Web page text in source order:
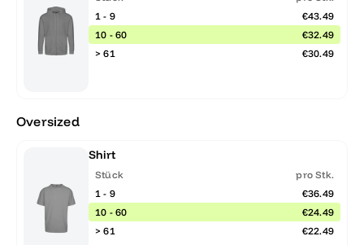
1 - 9
€43.49
10 - 60
€32.49
> 61
€30.49
Oversized
Shirt
Stück
pro Stk.
1 - 9
€36.49
10 - 60
€24.49
> 61
€22.49